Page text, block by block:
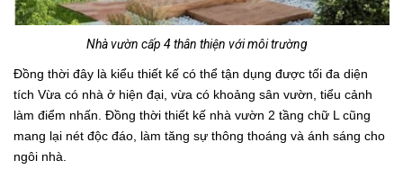
Nhà vườn cấp 4 thân thiện với môi trường
Đồng thời đây là kiểu thiết kế có thể tận dụng được tối đa diện
tích Vừa có nhà ở hiện đại, vừa có khoảng sân vườn, tiểu cảnh
làm điểm nhấn. Đồng thời thiết kế nhà vườn 2 tầng chữ L cũng
mang lại nét độc đáo, làm tăng sự thông thoáng và ánh sáng cho
ngôi nhà.